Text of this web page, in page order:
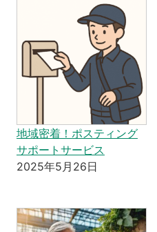
地域密着！ポスティング
サポートサービス
2025年5月26日